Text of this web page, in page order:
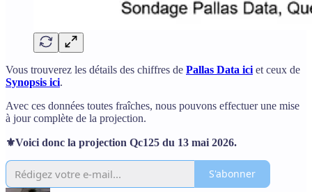
Vous trouverez les détails des chiffres de Pallas Data ici et ceux de
Synopsis ici.
Avec ces données toutes fraîches, nous pouvons effectuer une mise
à jour complète de la projection.
⚜️Voici donc la projection Qc125 du 13 mai 2026.
S'abonner